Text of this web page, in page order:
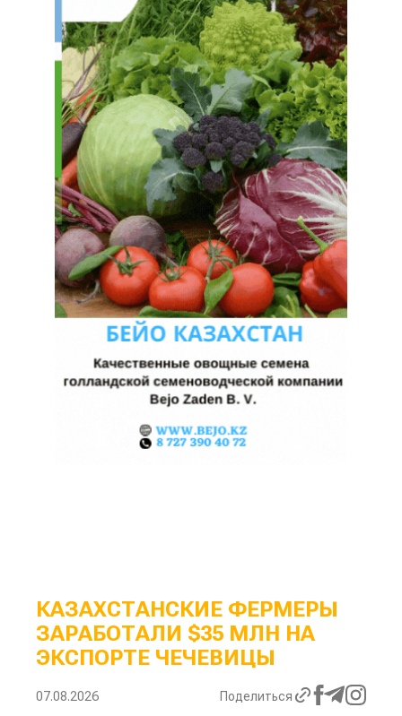
КАЗАХСТАНСКИЕ ФЕРМЕРЫ
ЗАРАБОТАЛИ $35 МЛН НА
ЭКСПОРТЕ ЧЕЧЕВИЦЫ
07.08.2026 Поделиться